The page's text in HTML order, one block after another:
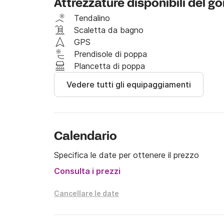
attrezzature per sport acquatici. La
facile accesso alla barca dalla banchina o
inossidabile che può essere estratta
Oltre ai dispositivi standard di velocità,
ha un dettaglio che è una rarità su barche di
perché aperto dall'alto e protetto dal basso
Attrezzature disponibili del
Tendalino
Scaletta da bagno
GPS
Prendisole di poppa
Plancetta di poppa
Vedere tutti gli equipaggiamenti
Calendario
Specifica le date per ottenere il prezzo
Consulta i prezzi
Cancellare le date